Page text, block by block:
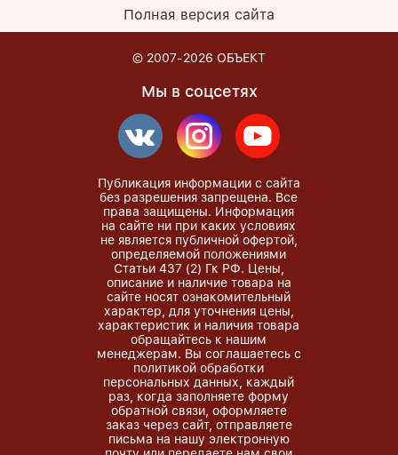
Полная версия сайта
© 2007-2026 ОБЪЕКТ
Мы в соцсетях
Публикация информации с сайта
без разрешения запрещена. Все
права защищены. Информация
на сайте ни при каких условиях
не является публичной офертой,
определяемой положениями
Статьи 437 (2) Гк РФ. Цены,
описание и наличие товара на
сайте носят ознакомительный
характер, для уточнения цены,
характеристик и наличия товара
обращайтесь к нашим
менеджерам. Вы соглашаетесь с
политикой обработки
персональных данных, каждый
раз, когда заполняете форму
обратной связи, оформляете
заказ через сайт, отправляете
письма на нашу электронную